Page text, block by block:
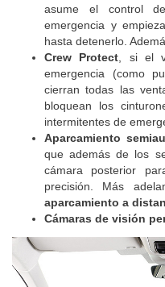
asume el control
emergencia y
hasta detenerlo.
Crew Protect , si el
emergencia (como
cierran todas las
bloquean los
intermitentes de
Aparcamiento
que además de los
cámara posterior
precisión. Más
aparcamiento a
Cámaras de visión